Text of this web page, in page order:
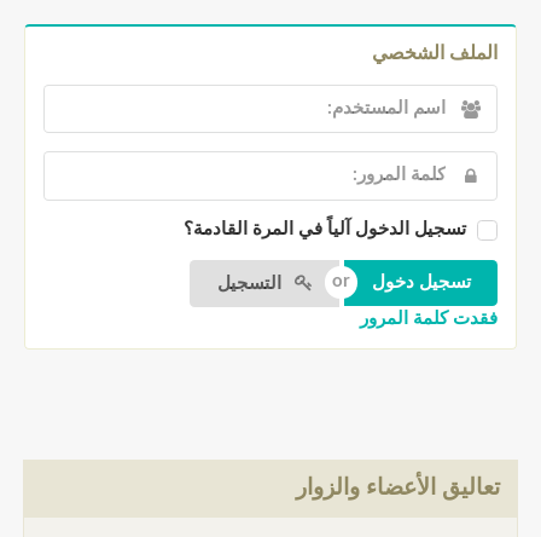
الملف الشخصي
تسجيل الدخول آلياً في المرة القادمة؟
التسجيل
فقدت كلمة المرور
تعاليق الأعضاء والزوار